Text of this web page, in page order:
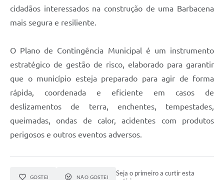
SIC
cidadãos interessados na construção de uma Barbacena
mais segura e resiliente.
O Plano de Contingência Municipal é um instrumento
estratégico de gestão de risco, elaborado para garantir
que o município esteja preparado para agir de forma
rápida, coordenada e eficiente em casos de
deslizamentos de terra, enchentes, tempestades,
queimadas, ondas de calor, acidentes com produtos
perigosos e outros eventos adversos.
GOSTEI NÃO GOSTEI
Seja o primeiro a curtir esta